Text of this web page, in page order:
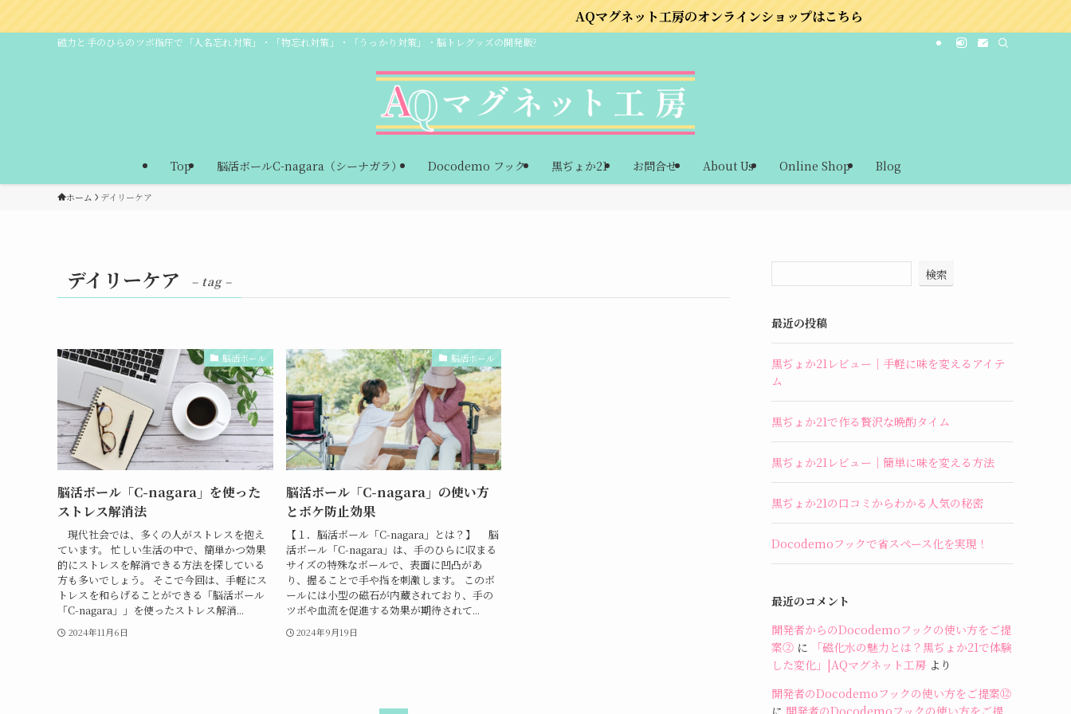
AQマグネット工房のオンラインショップはこちら
磁力と手のひらのツボ指圧で「人名忘れ対策」・「物忘れ対策」・「うっかり対策」・脳トレグッズの開発販売
Top 脳活ボールC-nagara（シーナガラ） Docodemo フック 黒ぢょか21 お問合せ About Us Online Shop Blog
ホーム デイリーケア
デイリーケア – tag –
脳活ボール
脳活ボール「C-nagara」を使った
ストレス解消法
現代社会では、多くの人がストレスを抱え
ています。 忙しい生活の中で、簡単かつ効果
的にストレスを解消できる方法を探している
方も多いでしょう。 そこで今回は、手軽にス
トレスを和らげることができる「脳活ボール
「C-nagara」」を使ったストレス解消...
2024年11月6日
脳活ボール
脳活ボール「C-nagara」の使い方
とボケ防止効果
【１．脳活ボール「C-nagara」とは？】 脳
活ボール「C-nagara」は、手のひらに収まる
サイズの特殊なボールで、表面に凹凸があ
り、握ることで手や指を刺激します。 このボ
ールには小型の磁石が内蔵されており、手の
ツボや血流を促進する効果が期待されて...
2024年9月19日
検索
最近の投稿
黒ぢょか21レビュー｜手軽に味を変えるアイテ
ム
黒ぢょか21で作る贅沢な晩酌タイム
黒ぢょか21レビュー｜簡単に味を変える方法
黒ぢょか21の口コミからわかる人気の秘密
Docodemoフックで省スペース化を実現！
最近のコメント
開発者からのDocodemoフックの使い方をご提
案② に
「磁化水の魅力とは？黒ぢょか21で体験
した変化」|AQマグネット工房 より
開発者のDocodemoフックの使い方をご提案⑫
に 開発者のDocodemoフックの使い方をご提